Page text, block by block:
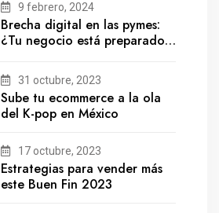
9 febrero, 2024
Brecha digital en las pymes:
¿Tu negocio está preparado
31 octubre, 2023
Sube tu ecommerce a la ola
del K-pop en México
17 octubre, 2023
Estrategias para vender más
este Buen Fin 2023